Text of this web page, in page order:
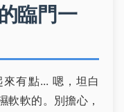
臨門一
有點... 嗯，坦白
軟軟的。別擔心，